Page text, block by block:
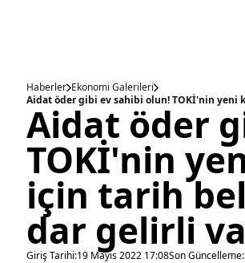
Haberler Ekonomi Galerileri
Aidat öder
TOKİ'nin
için tarih
dar gelirli
Giriş Tarihi:19 Mayıs 2022 17:08Son Güncelleme: